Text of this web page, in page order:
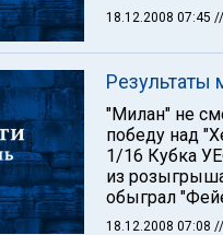
18.12.2008 07:45
Результаты
"Милан" не
победу над
1/16 Кубка
из
обыграл
18.12.2008 07:08